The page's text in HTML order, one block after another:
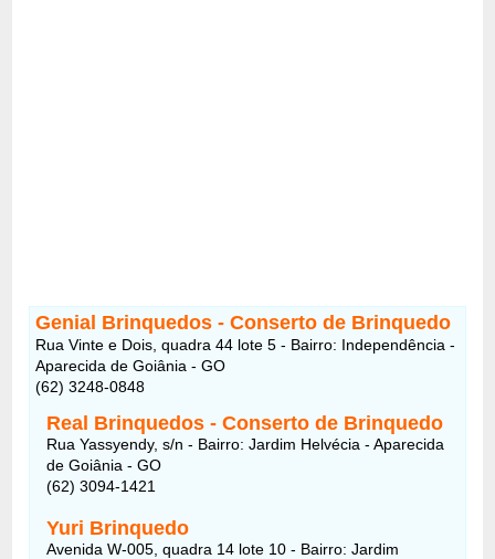
Genial Brinquedos - Conserto de Brinquedo
Rua Vinte e Dois, quadra 44 lote 5 - Bairro: Independência -
Aparecida de Goiânia - GO
(62) 3248-0848
Real Brinquedos - Conserto de Brinquedo
Rua Yassyendy, s/n - Bairro: Jardim Helvécia - Aparecida
de Goiânia - GO
(62) 3094-1421
Yuri Brinquedo
Avenida W-005, quadra 14 lote 10 - Bairro: Jardim